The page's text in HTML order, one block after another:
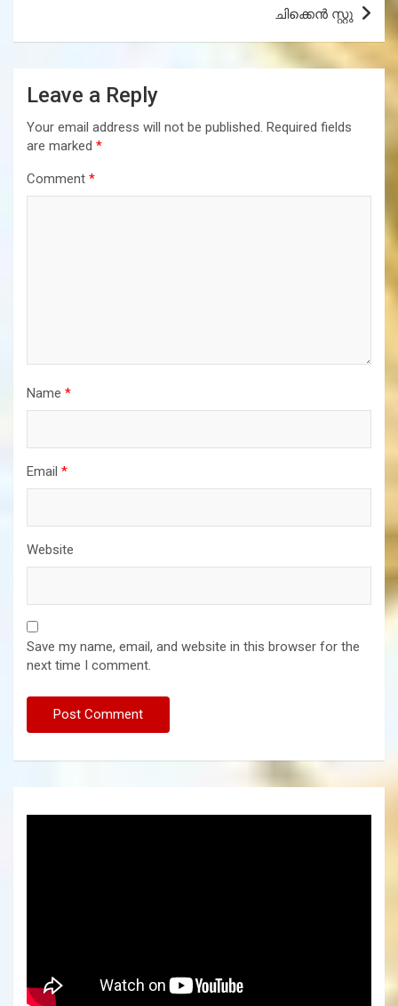
ചിക്കെൻ സ്റ്റു
Leave a Reply
Your email address will not be published. Required fields
are marked *
Comment *
Name *
Email *
Website
Save my name, email, and website in this browser for the
next time I comment.